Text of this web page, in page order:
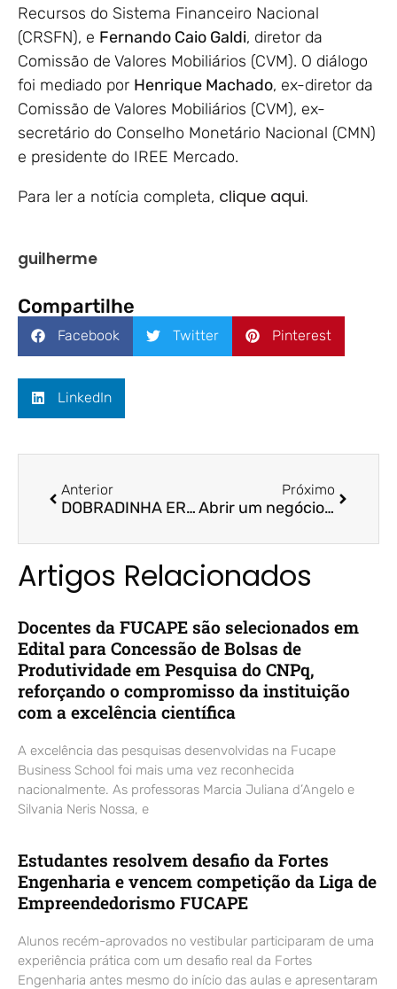
Recursos do Sistema Financeiro Nacional
(CRSFN), e Fernando Caio Galdi, diretor da
Comissão de Valores Mobiliários (CVM). O diálogo
foi mediado por Henrique Machado, ex-diretor da
Comissão de Valores Mobiliários (CVM), ex-
secretário do Conselho Monetário Nacional (CMN)
e presidente do IREE Mercado.
Para ler a notícia completa, clique aqui.
guilherme
Compartilhe
Facebook Twitter Pinterest
LinkedIn
Anterior
DOBRADINHA ERICK E ARIDELMO – A Gazeta/ Aridelmo Teixeira e FUCAPE
Próximo
Abrir um negócio próprio ou ser empregado? Conheça os riscos e benefícios – Rádio CBN Vitória/ Prof.ª Dr.ª Neyla Tardin
Artigos Relacionados
Docentes da FUCAPE são selecionados em
Edital para Concessão de Bolsas de
Produtividade em Pesquisa do CNPq,
reforçando o compromisso da instituição
com a excelência científica
A excelência das pesquisas desenvolvidas na Fucape
Business School foi mais uma vez reconhecida
nacionalmente. As professoras Marcia Juliana d’Angelo e
Silvania Neris Nossa, e
Estudantes resolvem desafio da Fortes
Engenharia e vencem competição da Liga de
Empreendedorismo FUCAPE
Alunos recém-aprovados no vestibular participaram de uma
experiência prática com um desafio real da Fortes
Engenharia antes mesmo do início das aulas e apresentaram